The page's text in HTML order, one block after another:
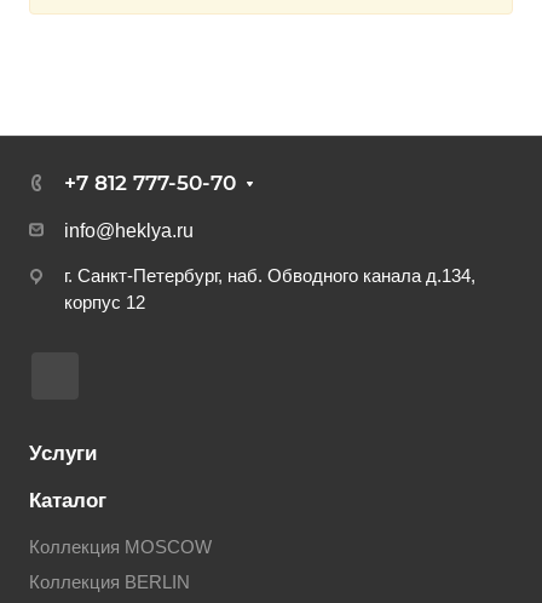
+7 812 777-50-70
info@heklya.ru
г. Санкт-Петербург, наб. Обводного канала д.134,
корпус 12
Услуги
Каталог
Коллекция MOSCOW
Коллекция BERLIN